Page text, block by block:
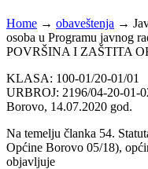
Home → obaveštenja →
osoba u Programu javnog
POVRŠINA I ZAŠTITA
KLASA: 100-01/20-01/01
URBROJ: 2196/04-20-01-
Borovo, 14.07.2020 god.
Na temelju članka 54.
Općine Borovo 05/18),
objavljuje